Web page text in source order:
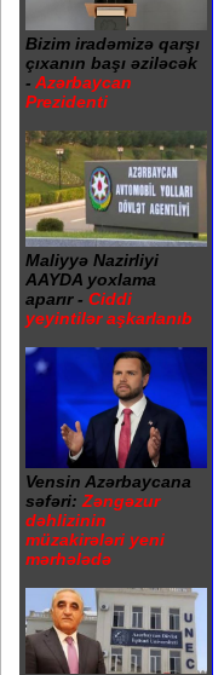
Bizim iradəmizə qarşı
çıxanın başı əziləcək
- Azərbaycan
Prezidenti
Maliyyə Nazirliyi
AAYDA yoxlama
aparır - Ciddi
yeyintilər aşkarlanıb
Vensin Azərbaycana
səfəri: Zəngəzur
dəhlizinin
müzakirələri yeni
mərhələdə